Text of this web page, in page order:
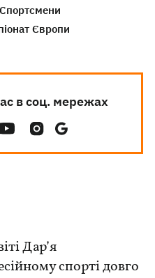
Спортсмени
Європи
в соц. мережах
Дар’я
спорті довго